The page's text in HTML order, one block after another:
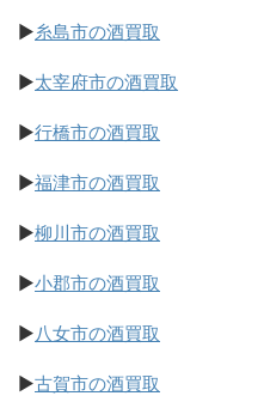
▶糸島市の酒買取
▶太宰府市の酒買取
▶行橋市の酒買取
▶福津市の酒買取
▶柳川市の酒買取
▶小郡市の酒買取
▶八女市の酒買取
▶古賀市の酒買取